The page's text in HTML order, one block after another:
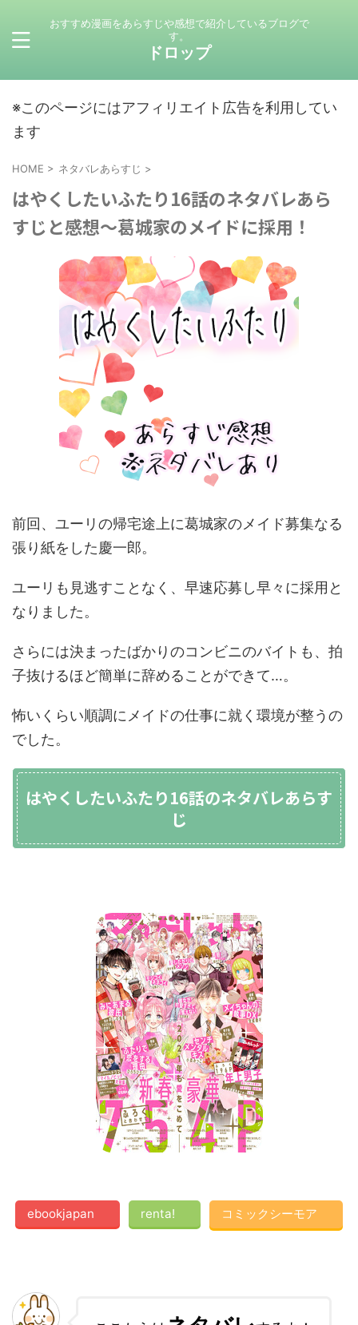
おすすめ漫画をあらすじや感想で紹介しているブログで
す。
ドロップ
※このページにはアフィリエイト広告を利用してい
ます
HOME > ネタバレあらすじ >
はやくしたいふたり16話のネタバレあら
すじと感想～葛城家のメイドに採用！
前回、ユーリの帰宅途上に葛城家のメイド募集なる
張り紙をした慶一郎。
ユーリも見逃すことなく、早速応募し早々に採用と
なりました。
さらには決まったばかりのコンビニのバイトも、拍
子抜けるほど簡単に辞めることができて…。
怖いくらい順調にメイドの仕事に就く環境が整うの
でした。
はやくしたいふたり16話のネタバレあらす
じ
ebookjapan renta! コミックシーモア